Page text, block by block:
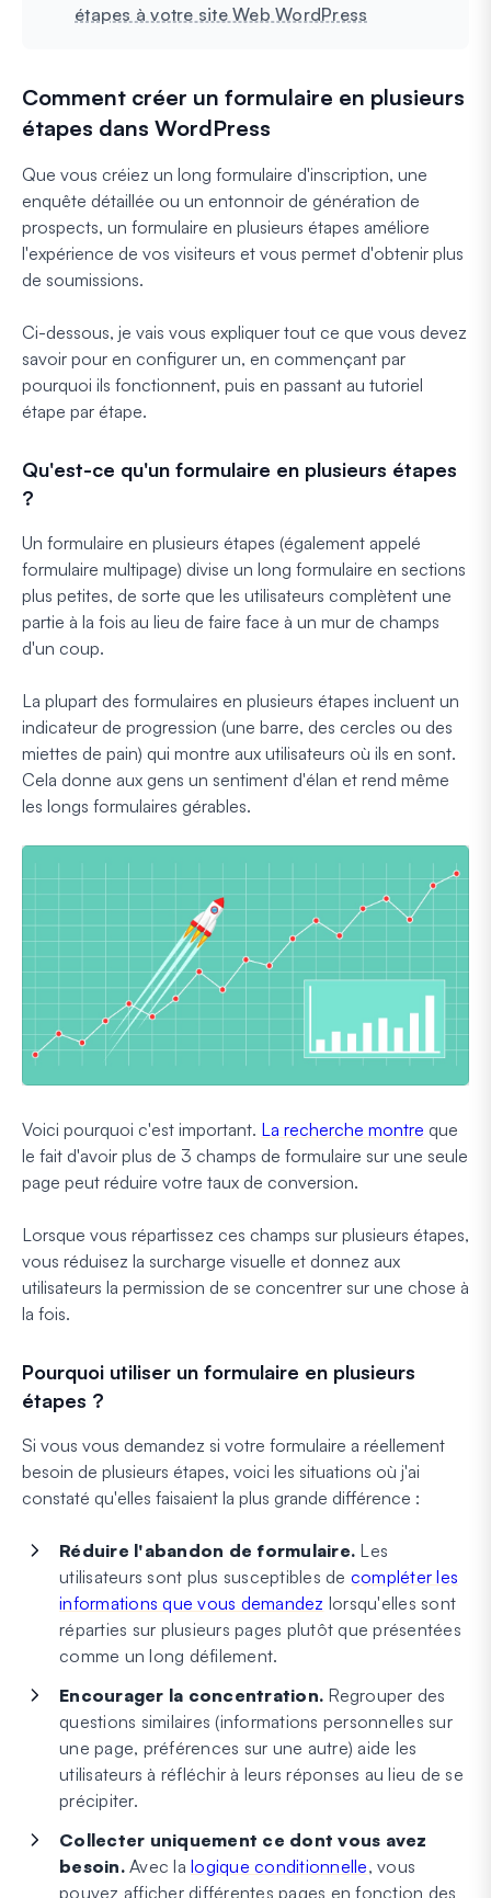
étapes à votre site Web WordPress
Comment créer un formulaire en plusieurs
étapes dans WordPress
Que vous créiez un long formulaire d'inscription, une
enquête détaillée ou un entonnoir de génération de
prospects, un formulaire en plusieurs étapes améliore
l'expérience de vos visiteurs et vous permet d'obtenir plus
de soumissions.
Ci-dessous, je vais vous expliquer tout ce que vous devez
savoir pour en configurer un, en commençant par
pourquoi ils fonctionnent, puis en passant au tutoriel
étape par étape.
Qu'est-ce qu'un formulaire en plusieurs étapes
?
Un formulaire en plusieurs étapes (également appelé
formulaire multipage) divise un long formulaire en sections
plus petites, de sorte que les utilisateurs complètent une
partie à la fois au lieu de faire face à un mur de champs
d'un coup.
La plupart des formulaires en plusieurs étapes incluent un
indicateur de progression (une barre, des cercles ou des
miettes de pain) qui montre aux utilisateurs où ils en sont.
Cela donne aux gens un sentiment d'élan et rend même
les longs formulaires gérables.
Voici pourquoi c'est important. La recherche montre que
le fait d'avoir plus de 3 champs de formulaire sur une seule
page peut réduire votre taux de conversion.
Lorsque vous répartissez ces champs sur plusieurs étapes,
vous réduisez la surcharge visuelle et donnez aux
utilisateurs la permission de se concentrer sur une chose à
la fois.
Pourquoi utiliser un formulaire en plusieurs
étapes ?
Si vous vous demandez si votre formulaire a réellement
besoin de plusieurs étapes, voici les situations où j'ai
constaté qu'elles faisaient la plus grande différence :
Réduire l'abandon de formulaire. Les
utilisateurs sont plus susceptibles de compléter les
informations que vous demandez lorsqu'elles sont
réparties sur plusieurs pages plutôt que présentées
comme un long défilement.
Encourager la concentration. Regrouper des
questions similaires (informations personnelles sur
une page, préférences sur une autre) aide les
utilisateurs à réfléchir à leurs réponses au lieu de se
précipiter.
Collecter uniquement ce dont vous avez
besoin.Avec la logique conditionnelle, vous
pouvez afficher différentes pages en fonction des